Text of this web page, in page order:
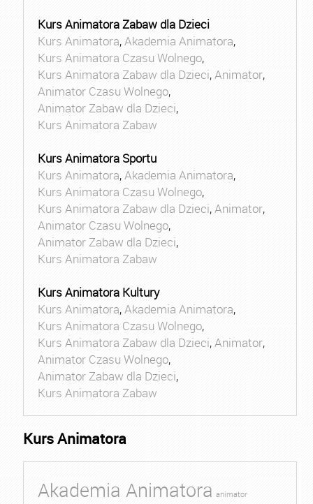
Kurs Animatora Zabaw dla Dzieci
Kurs Animatora,Akademia Animatora,
Kurs Animatora Czasu Wolnego,
Kurs Animatora Zabaw dla Dzieci,Animator,
Animator Czasu Wolnego,
Animator Zabaw dla Dzieci,
Kurs Animatora Zabaw
Kurs Animatora Sportu
Kurs Animatora,Akademia Animatora,
Kurs Animatora Czasu Wolnego,
Kurs Animatora Zabaw dla Dzieci,Animator,
Animator Czasu Wolnego,
Animator Zabaw dla Dzieci,
Kurs Animatora Zabaw
Kurs Animatora Kultury
Kurs Animatora,Akademia Animatora,
Kurs Animatora Czasu Wolnego,
Kurs Animatora Zabaw dla Dzieci,Animator,
Animator Czasu Wolnego,
Animator Zabaw dla Dzieci,
Kurs Animatora Zabaw
Kurs Animatora
Akademia Animatora animator